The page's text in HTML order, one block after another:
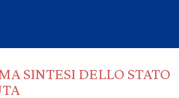
SINTESI DELLO STATO